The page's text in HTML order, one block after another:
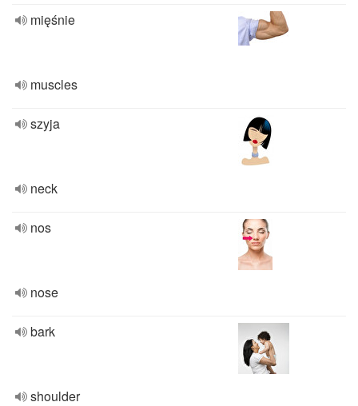
mięśnie
muscles
szyja
neck
nos
nose
bark
shoulder